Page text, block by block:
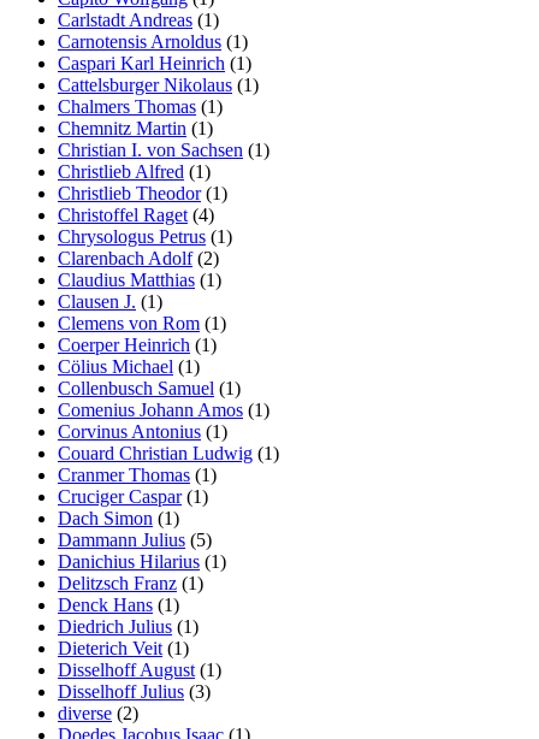
Carlstadt Andreas (1)
Carnotensis Arnoldus (1)
Caspari Karl Heinrich (1)
Cattelsburger Nikolaus (1)
Chalmers Thomas (1)
Chemnitz Martin (1)
Christian I. von Sachsen (1)
Christlieb Alfred (1)
Christlieb Theodor(1)
Christoffel Raget (4)
Chrysologus Petrus (1)
Clarenbach Adolf(2)
Claudius Matthias (1)
Clausen J. (1)
Clemens von Rom (1)
Coerper Heinrich (1)
Cölius Michael (1)
Collenbusch Samuel (1)
Comenius Johann Amos (1)
Corvinus Antonius (1)
Couard Christian Ludwig (1)
Cranmer Thomas (1)
Cruciger Caspar(1)
Dach Simon (1)
Dammann Julius (5)
Danichius Hilarius (1)
Delitzsch Franz (1)
Denck Hans (1)
Diedrich Julius (1)
Dieterich Veit (1)
Disselhoff August (1)
Disselhoff Julius (3)
diverse (2)
Doedes Jacobus Isaac (1)